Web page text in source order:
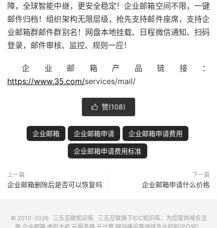
障，全球智能中继，更安全稳定！企业邮箱空间不限，一键
邮件归档！组织架构无限层级，抢先支持邮件座席，支持企
业邮箱群邮件群别名！网盘本地挂载、日程微信通知、扫码
登录，邮件审核、监控、规则一应！
企业邮箱 产品链接：
https://www.35.com/services/mail/
 赞(108)
企业邮箱 企业邮箱申请 企业邮箱申请费用
企业邮箱申请费用标准
上一篇
企业邮箱删除后是否可以恢复吗
下一篇
企业邮箱申请什么价格
© 2010-2026 三五互联知识库 三五互联旗下IDC知识库，为您提供域名注